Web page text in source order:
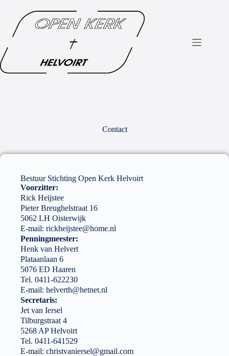
Contact
Bestuur Stichting Open Kerk Helvoirt
Voorzitter:
Rick Heijstee
Pieter Breughelstraat 16
5062 LH Oisterwijk
E-mail: rickheijstee@home.nl
Penningmeester:
Henk van Helvert
Plataanlaan 6
5076 ED Haaren
Tel. 0411-622230
E-mail: helverth@hetnet.nl
Secretaris:
Jet van Iersel
Tilburgstraat 4
5268 AP Helvoirt
Tel. 0411-641529
E-mail: christvaniersel@gmail.com